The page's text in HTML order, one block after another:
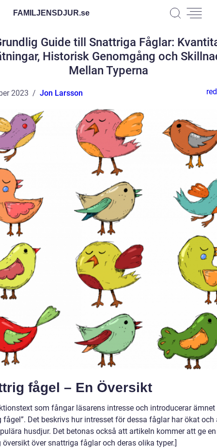
FAMILJENSDJUR.se
Guide till Snattriga Fåglar:
Historisk Genomgång och
Mellan Typerna
2023 Jon Larsson
fågel – En Översikt
som fångar läsarens intresse och introducerar ämnet
fågel”. Det beskrivs hur intresset för dessa fåglar har ökat och
husdjur. Det betonas också att artikeln kommer att ge en
översikt över snattriga fåglar och deras olika typer.]